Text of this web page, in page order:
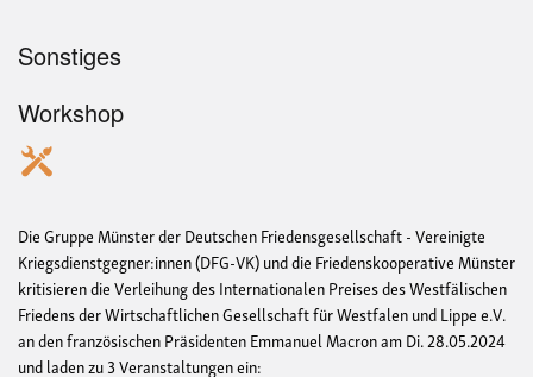
Sonstiges
Workshop
Die Gruppe Münster der Deutschen Friedensgesellschaft - Vereinigte
Kriegsdienstgegner:innen (DFG-VK) und die Friedenskooperative Münster
kritisieren die Verleihung des Internationalen Preises des Westfälischen
Friedens der Wirtschaftlichen Gesellschaft für Westfalen und Lippe e.V.
an den französischen Präsidenten Emmanuel Macron am Di. 28.05.2024
und laden zu 3 Veranstaltungen ein: